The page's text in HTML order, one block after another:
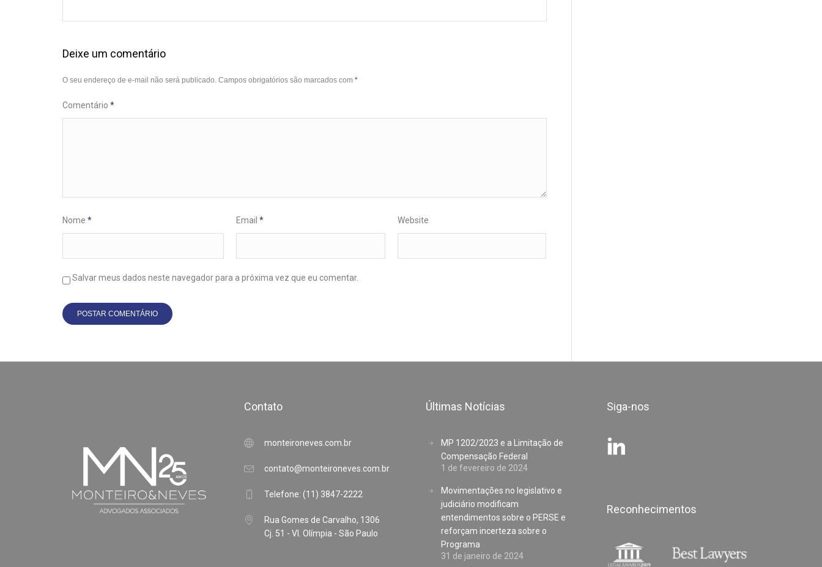
Deixe um comentário
O seu endereço de e-mail não será publicado. Campos obrigatórios são marcados com *
Comentário *
Nome * Email * Website
Salvar meus dados neste navegador para a próxima vez que eu comentar.
Contato
monteironeves.com.br
contato@monteironeves.com.br
Telefone: (11) 3847-2222
Rua Gomes de Carvalho, 1306
Cj. 51 - Vl. Olímpia - São Paulo
Últimas Notícias
MP 1202/2023 e a Limitação de
Compensação Federal
1 de fevereiro de 2024
Movimentações no legislativo e
judiciário modificam
entendimentos sobre o PERSE e
reforçam incerteza sobre o
Programa
31 de janeiro de 2024
Siga-nos
Reconhecimentos